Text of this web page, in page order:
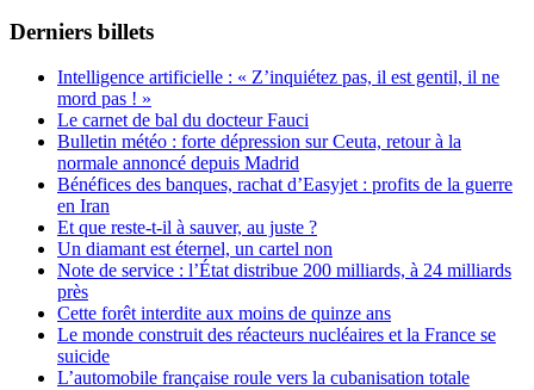
Derniers billets
Intelligence artificielle : « Z’inquiétez pas, il est gentil, il ne
mord pas ! »
Le carnet de bal du docteur Fauci
Bulletin météo : forte dépression sur Ceuta, retour à la
normale annoncé depuis Madrid
Bénéfices des banques, rachat d’Easyjet : profits de la guerre
en Iran
Et que reste-t-il à sauver, au juste ?
Un diamant est éternel, un cartel non
Note de service : l’État distribue 200 milliards, à 24 milliards
près
Cette forêt interdite aux moins de quinze ans
Le monde construit des réacteurs nucléaires et la France se
suicide
L’automobile française roule vers la cubanisation totale